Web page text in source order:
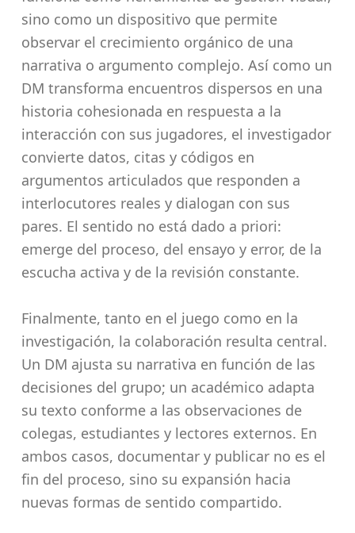
sino como un dispositivo que permite
observar el crecimiento orgánico de una
narrativa o argumento complejo. Así como un
DM transforma encuentros dispersos en una
historia cohesionada en respuesta a la
interacción con sus jugadores, el investigador
convierte datos, citas y códigos en
argumentos articulados que responden a
interlocutores reales y dialogan con sus
pares. El sentido no está dado a priori:
emerge del proceso, del ensayo y error, de la
escucha activa y de la revisión constante.
Finalmente, tanto en el juego como en la
investigación, la colaboración resulta central.
Un DM ajusta su narrativa en función de las
decisiones del grupo; un académico adapta
su texto conforme a las observaciones de
colegas, estudiantes y lectores externos. En
ambos casos, documentar y publicar no es el
fin del proceso, sino su expansión hacia
nuevas formas de sentido compartido.